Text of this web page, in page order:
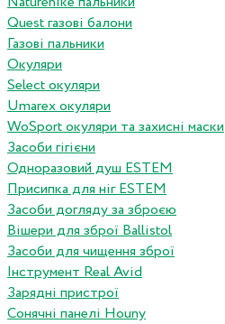
Quest газові балони
Газові пальники
Окуляри
Select окуляри
Umarex окуляри
WoSport окуляри та захисні маски
Засоби гігієни
Одноразовий душ ESTEM
Присипка для ніг ESTEM
Засоби догляду за зброєю
Вішери для зброї Ballistol
Засоби для чищення зброї
Інструмент Real Avid
Зарядні пристрої
Сонячні панелі Houny